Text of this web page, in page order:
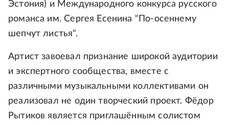
Эстония) и Международного конкурса русского
романса им. Сергея Есенина "По-осеннему
шепчут листья".
Артист завоевал признание широкой аудитории
и экспертного сообщества, вместе с
различными музыкальными коллективами он
реализовал не один творческий проект. Фёдор
Рытиков является приглашённым солистом